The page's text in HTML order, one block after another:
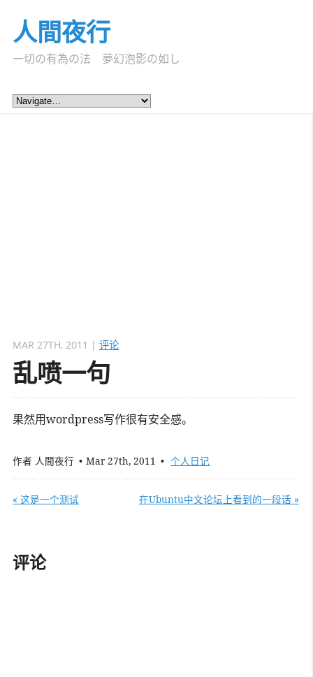
人間夜行
一切の有為の法 夢幻泡影の如し
乱喷一句
MAR 27TH, 2011 | 评论
果然用wordpress写作很有安全感。
作者 人間夜行 Mar 27th, 2011 个人日记
« 这是一个测试 在Ubuntu中文论坛上看到的一段话 »
评论